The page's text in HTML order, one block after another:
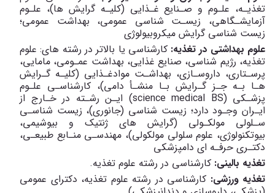
تغذیـه، علـوم و صـنایع غـذایی (کلیـه گرایش ها)، علـوم
آزمایشـگاهی، زیسـت شناسی عمومی، بهداشت عمومی؛
زیست شناسی گرایش میکروبیولوژی
علوم بهداشتی در تغذیه: کارشناسی یا بالاتر در رشته های: علوم
تغذیه، رژیم شناسی، صنایع غذایی، بهداشت عمـومی، مامایی،
پرسـتاری، داروسـازی، بهداشـت موادغـذایی (کلیـه گـرایش
هـا بـه جـز گـرایش بـا منشـأ دامی)، کارشناسـی علـوم
پزشـکی (science medical BS) ایـن رشـته در خـارج از
ایـران وجـود دارد؛ زیست شناسی (جانوری)، زیست شناسـی
سـلولی مولکـولی (گرایش های ژنتیک و بیوشیمی،
بیوتکنولوژی، علوم سلولی مولکولی)، مهندسـی منـابع طبیعـی،
دکتـری حرفـه ای دامپزشکی
تغذیه بالینی: کارشناسی در رشته علوم تغذیه.
تغذیه ورزشی: کارشناسی در رشته علوم تغذیه، دکترای عمومی